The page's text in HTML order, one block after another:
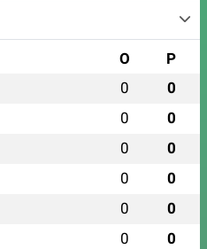
O P
0 0
0 0
0 0
0 0
0 0
0 0